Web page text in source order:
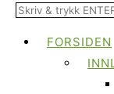
FORSIDEN